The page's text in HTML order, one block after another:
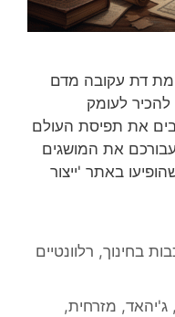
דת עקובה מדם
לעומק
את תפיסת העולם
את המושגים
באתר 'ייצור
בחינוך, רלוונטיים
,ג'יהאד, מזרחית,